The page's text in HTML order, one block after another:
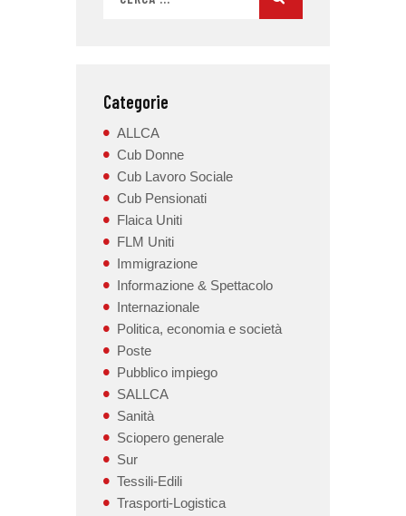
Categorie
ALLCA
Cub Donne
Cub Lavoro Sociale
Cub Pensionati
Flaica Uniti
FLM Uniti
Immigrazione
Informazione & Spettacolo
Internazionale
Politica, economia e società
Poste
Pubblico impiego
SALLCA
Sanità
Sciopero generale
Sur
Tessili-Edili
Trasporti-Logistica